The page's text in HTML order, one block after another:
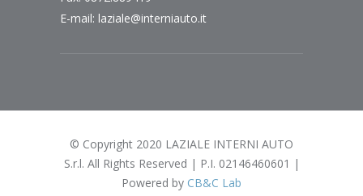
E-mail: laziale@interniauto.it
© Copyright 2020 LAZIALE INTERNI AUTO
S.r.l. All Rights Reserved | P.I. 02146460601 |
Powered by CB&C Lab